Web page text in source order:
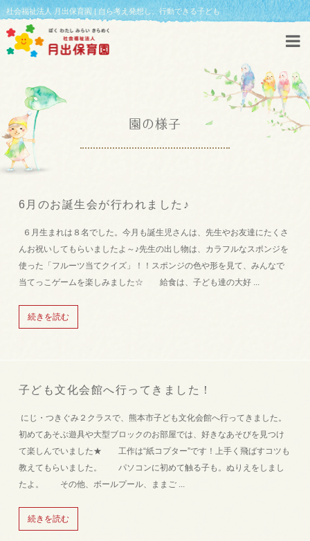
社会福祉法人 月出保育園 | 自ら考え発想し、行動できる子ども
園の様子
6月のお誕生会が行われました♪
６月生まれは８名でした。今月も誕生児さんは、先生やお友達にたくさ
んお祝いしてもらいましたよ～♪先生の出し物は、カラフルなスポンジを
使った「フルーツ当てクイズ」！！スポンジの色や形を見て、みんなで
当てっこゲームを楽しみました☆ 給食は、子ども達の大好 ...
続きを読む
子ども文化会館へ行ってきました！
にじ・つきぐみ２クラスで、熊本市子ども文化会館へ行ってきました。
初めてあそぶ遊具や大型ブロックのお部屋では、好きなあそびを見つけ
て楽しんでいました★ 工作は“紙コプター”です！上手く飛ばすコツも
教えてもらいました。 パソコンに初めて触る子も。ぬりえをしまし
たよ。 その他、ボールプール、ままご ...
続きを読む